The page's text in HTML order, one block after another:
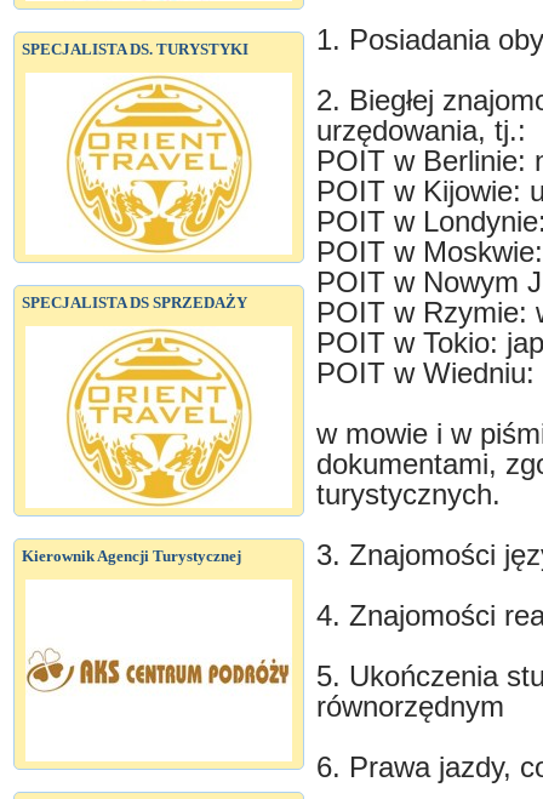
SPECJALISTA DS. TURYSTYKI
SPECJALISTA DS SPRZEDAŻY
Kierownik Agencji Turystycznej
1. Posiadania
2. Biegłej
urzędowania, tj.:
POIT w Berlinie:
POIT w Kijowie:
POIT w
POIT w
POIT w Nowym
POIT w Rzymie:
POIT w Tokio:
POIT w Wiedniu:
w mowie i w
dokumentami,
turystycznych.
3. Znajomości
4. Znajomości
5. Ukończenia
równorzędnym
6. Prawa jazdy,